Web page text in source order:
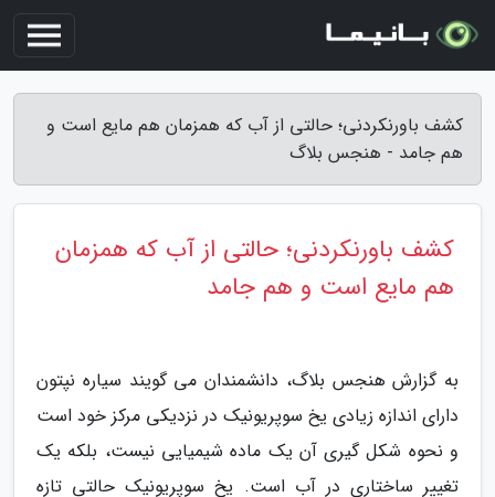
کشف باورنکردنی؛ حالتی از آب که همزمان هم مایع است و
هم جامد - هنجس بلاگ
کشف باورنکردنی؛ حالتی از آب که همزمان
هم مایع است و هم جامد
به گزارش هنجس بلاگ، دانشمندان می گویند سیاره نپتون
دارای اندازه زیادی یخ سوپریونیک در نزدیکی مرکز خود است
و نحوه شکل گیری آن یک ماده شیمیایی نیست، بلکه یک
تغییر ساختاری در آب است. یخ سوپریونیک حالتی تازه